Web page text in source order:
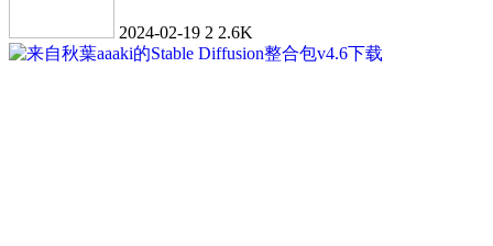
2024-02-19 2 2.6K